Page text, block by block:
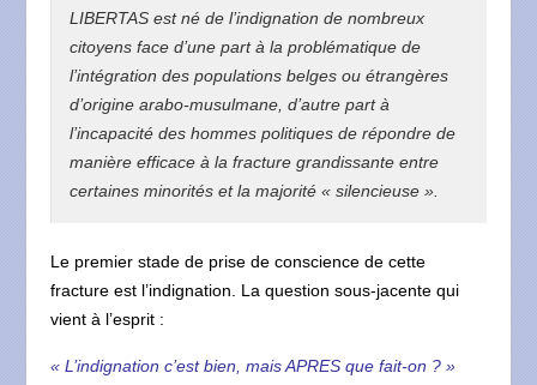
LIBERTAS est né de l’indignation de nombreux
citoyens face d’une part à la problématique de
l’intégration des populations belges ou étrangères
d’origine arabo-musulmane, d’autre part à
l’incapacité des hommes politiques de répondre de
manière efficace à la fracture grandissante entre
certaines minorités et la majorité « silencieuse ».
Le premier stade de prise de conscience de cette
fracture est l’indignation. La question sous-jacente qui
vient à l’esprit :
« L’indignation c’est bien, mais APRES que fait-on ? »